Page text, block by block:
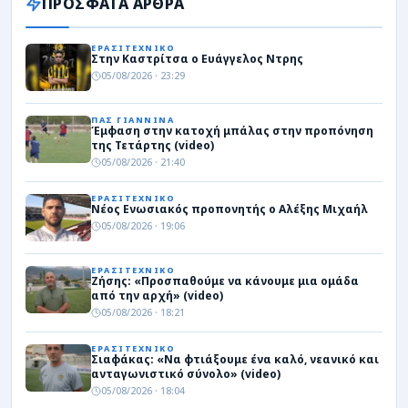
ΕΡΑΣΙΤΕΧΝΙΚΟ
Στην Καστρίτσα ο Ευάγγελος Ντρης
05/08/2026 · 23:29
ΠΑΣ ΓΙΑΝΝΙΝΑ
Έμφαση στην κατοχή μπάλας στην προπόνηση
της Τετάρτης (video)
05/08/2026 · 21:40
ΕΡΑΣΙΤΕΧΝΙΚΟ
Νέος Ενωσιακός προπονητής ο Αλέξης Μιχαήλ
05/08/2026 · 19:06
ΕΡΑΣΙΤΕΧΝΙΚΟ
Ζήσης: «Προσπαθούμε να κάνουμε μια ομάδα
από την αρχή» (video)
05/08/2026 · 18:21
ΕΡΑΣΙΤΕΧΝΙΚΟ
Σιαφάκας: «Να φτιάξουμε ένα καλό, νεανικό και
ανταγωνιστικό σύνολο» (video)
05/08/2026 · 18:04